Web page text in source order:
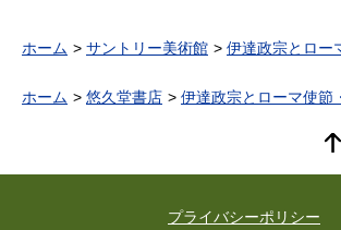
ホーム サントリー美術館 伊達政宗とロー
ホーム 悠久堂書店 伊達政宗とローマ使節
プライバシーポリシー